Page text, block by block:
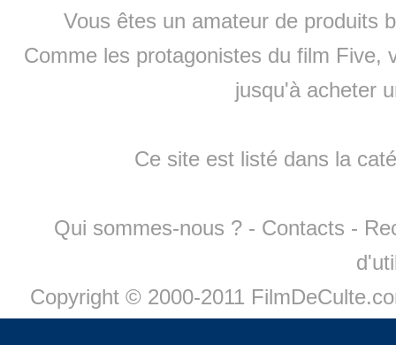
Vous êtes un amateur de produits
Comme les protagonistes du film Five,
jusqu'à acheter
Ce site est listé dans la
Qui sommes-nous ? - Contacts -
Copyright © 2000-2011